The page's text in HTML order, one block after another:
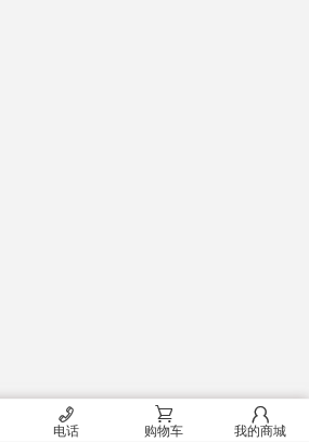
󰄫
电话
󰂟
购物车
󰂢
我的商城